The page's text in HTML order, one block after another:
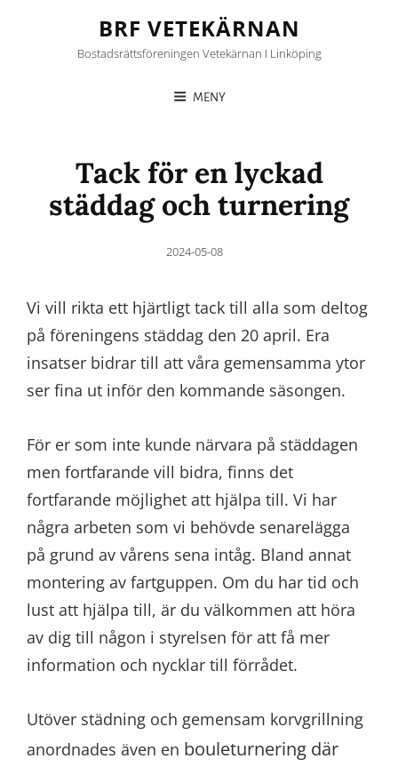
BRF VETEKÄRNAN
Bostadsrättsföreningen Vetekärnan I Linköping
MENY
Tack för en lyckad
städdag och turnering
Posted
2024-05-08
Vi vill rikta ett hjärtligt tack till alla som deltog
på föreningens städdag den 20 april. Era
insatser bidrar till att våra gemensamma ytor
ser fina ut inför den kommande säsongen.
För er som inte kunde närvara på städdagen
men fortfarande vill bidra, finns det
fortfarande möjlighet att hjälpa till. Vi har
några arbeten som vi behövde senarelägga
på grund av vårens sena intåg. Bland annat
montering av fartguppen. Om du har tid och
lust att hjälpa till, är du välkommen att höra
av dig till någon i styrelsen för att få mer
information och nycklar till förrådet.
Utöver städning och gemensam korvgrillning
anordnades även en bouleturnering där